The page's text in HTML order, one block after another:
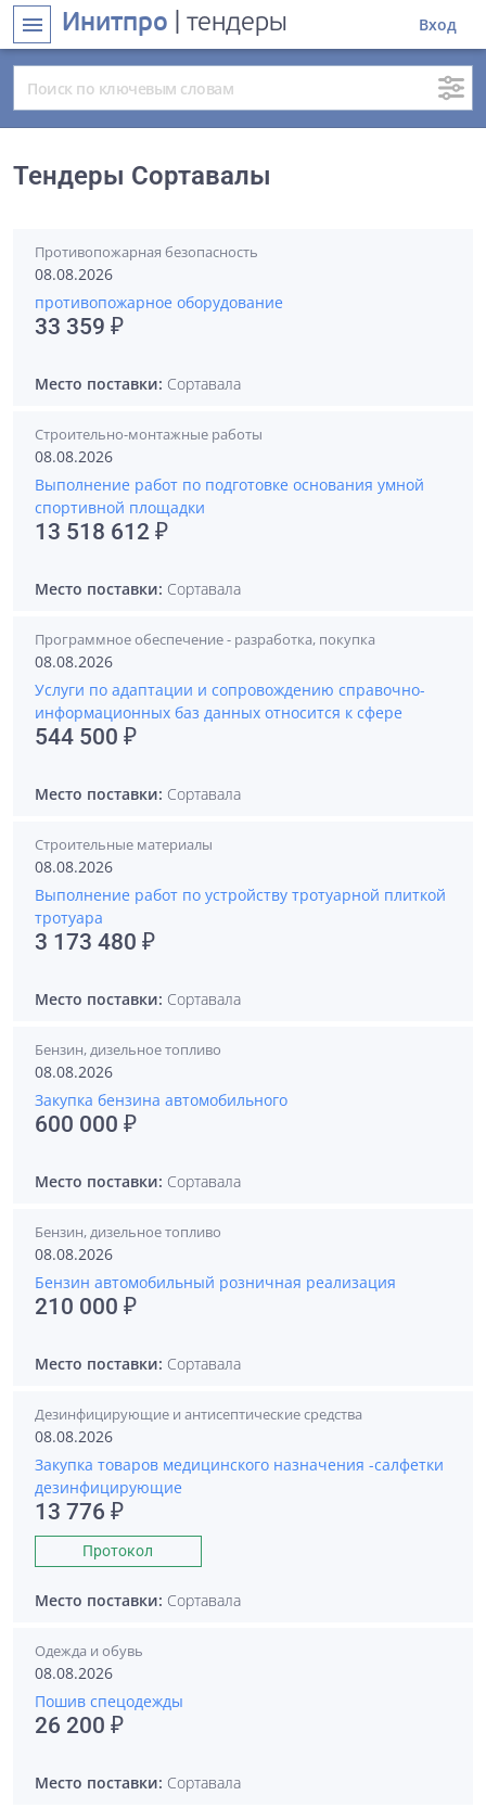
menu Инитпро | тендеры Вход
Тендеры Сортавалы
Противопожарная безопасность
08.08.2026
противопожарное оборудование
33 359 ₽
Место поставки: Сортавала
Строительно-монтажные работы
08.08.2026
Выполнение работ по подготовке основания умной
спортивной площадки
13 518 612 ₽
Место поставки: Сортавала
Программное обеспечение - разработка, покупка
08.08.2026
Услуги по адаптации и сопровождению справочно-
информационных баз данных относится к сфере
544 500 ₽
Место поставки: Сортавала
Строительные материалы
08.08.2026
Выполнение работ по устройству тротуарной плиткой
тротуара
3 173 480 ₽
Место поставки: Сортавала
Бензин, дизельное топливо
08.08.2026
Закупка бензина автомобильного
600 000 ₽
Место поставки: Сортавала
Бензин, дизельное топливо
08.08.2026
Бензин автомобильный розничная реализация
210 000 ₽
Место поставки: Сортавала
Дезинфицирующие и антисептические средства
08.08.2026
Закупка товаров медицинского назначения -салфетки
дезинфицирующие
13 776 ₽
Протокол
Место поставки: Сортавала
Одежда и обувь
08.08.2026
Пошив спецодежды
26 200 ₽
Место поставки: Сортавала